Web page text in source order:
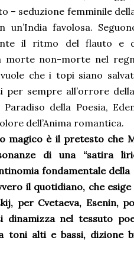
– seduzione femminile
un’India favolosa.
il ritmo del flauto e
morte non-morte nel
che i topi siano
sempre all’orrore
della Poesia,
dell’Anima romantica.
magico è il pretesto che
di una “satira
fondamentale
il quotidiano, che
per Cvetaeva, Esenin,
dinamizza nel tessuto
toni alti e bassi, dizione